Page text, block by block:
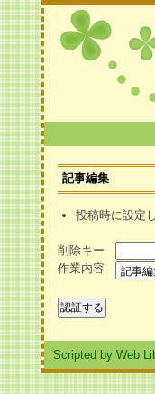
記事編集
投稿時に設定
削除キー
作業内容
Scripted by Web